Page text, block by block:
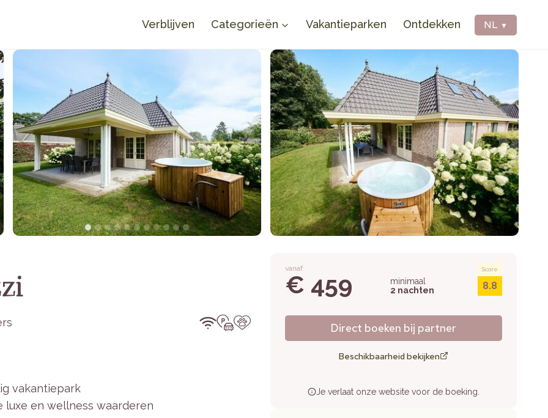
Verblijven Categorieën Vakantieparken Ontdekken NL ▼
vakantiepark
luxe en wellness waarderen
vanaf
€ 459
minimaal
2 nachten
Score
8.8
Direct boeken bij partner
Beschikbaarheid bekijken
Je verlaat onze website voor de boeking.